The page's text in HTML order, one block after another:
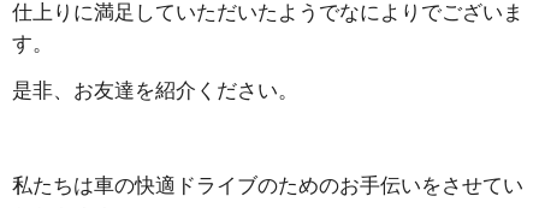
仕上りに満足していただいたようでなによりでございま
す。
是非、お友達を紹介ください。
私たちは車の快適ドライブのためのお手伝いをさせてい